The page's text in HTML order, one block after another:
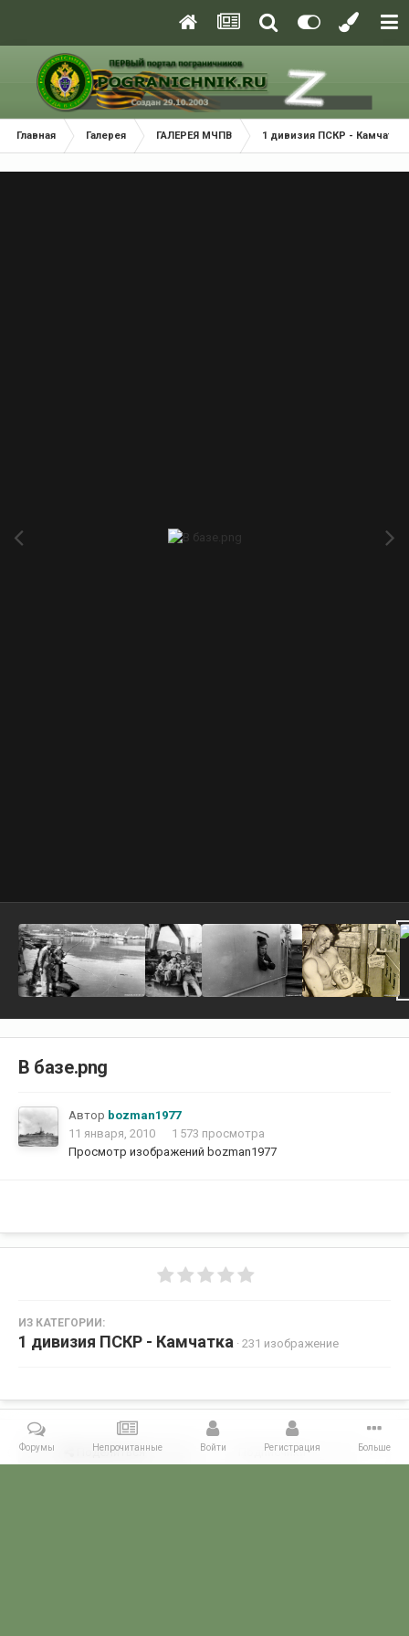
Главная Галерея ГАЛЕРЕЯ МЧПВ 1 дивизия ПСКР - Камчатка
В базе.png
Автор bozman1977
11 января, 2010
1 573 просмотра
Просмотр изображений bozman1977
ИЗ КАТЕГОРИИ:
1 дивизия ПСКР - Камчатка · 231 изображение
Поделиться Подписчики 0
Форумы Непрочитанные Войти Регистрация Больше